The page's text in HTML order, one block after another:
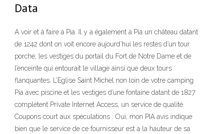
Data
A voir et à faire à Pia. Il y a également à Pia un château datant
de 1242 dont on voit encore aujourd’hui les restes d’un tour
porche, les vestiges du portail du Fort de Notre Dame et de
l’enceinte qui entourait le village ainsi que deux tours
flanquantes. L’Eglise Saint Michel non loin de votre camping
Pia avec piscine et les vestiges d’une fontaine datant de 1827
complètent Private Internet Access, un service de qualité.
Coupons court aux spéculations : Oui, mon PIA avis indique
bien que le service de ce fournisseur est à la hauteur de sa